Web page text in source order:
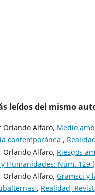
leídos del mismo
Orlando Alfaro, Medio
contemporánea ,
Orlando Alfaro, Riesgos
Humanidades: Núm. 129
Orlando Alfaro, Gramsci y
, Realidad,